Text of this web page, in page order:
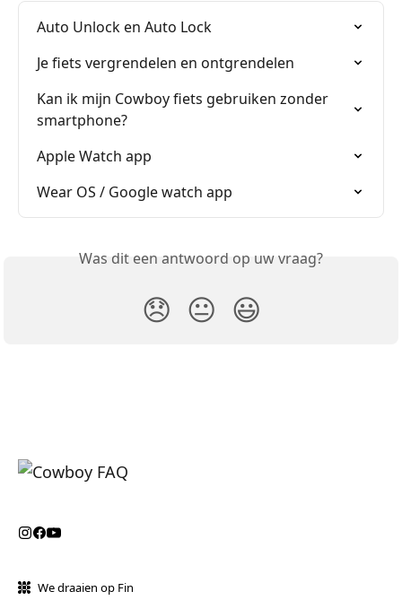
Auto Unlock en Auto Lock
Je fiets vergrendelen en ontgrendelen
Kan ik mijn Cowboy fiets gebruiken zonder
smartphone?
Apple Watch app
Wear OS / Google watch app
Was dit een antwoord op uw vraag?
😞 😐 😃
We draaien op Fin